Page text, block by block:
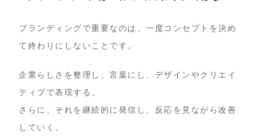
ブランディングで重要なのは、一度コンセプトを決め
て終わりにしないことです。
企業らしさを整理し、言葉にし、デザインやクリエイ
ティブで表現する。
さらに、それを継続的に発信し、反応を見ながら改善
していく。